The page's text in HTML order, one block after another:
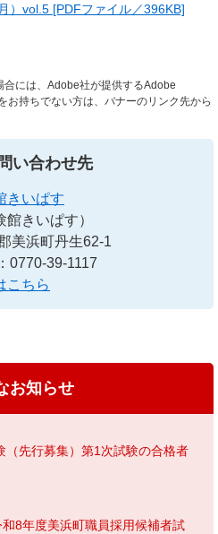
）vol.5 [PDFファイル／396KB]
合には、Adobe社が提供するAdobe
お持ちでない方は、バナーのリンク先から
い合わせ先
きいぱす
館きいぱす）
美浜町丹生62-1
0770-39-1117
こちら
お知らせ
（先行募集）第1次試験の合格者
8年度美浜町職員採用候補者試